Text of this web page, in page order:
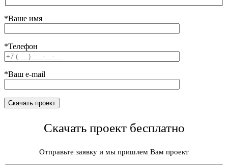
*Ваше имя
*Телефон
*Ваш e-mail
Скачать проект бесплатно
Отправьте заявку и мы пришлем Вам проект